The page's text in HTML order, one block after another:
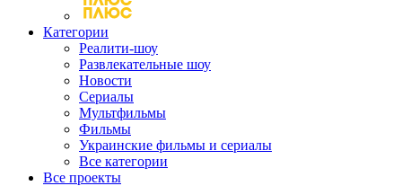
Категории
Реалити-шоу
Развлекательные шоу
Новости
Сериалы
Мультфильмы
Фильмы
Украинские фильмы и сериалы
Все категории
Все проекты